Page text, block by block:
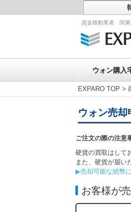
資金移動業者 関東
ウォン購入
EXPARO TOP >
ウォン売却
ご注文の際の注意
硬貨の買取はして
また、硬貨が届い
▶売却可能な紙幣
お客様が